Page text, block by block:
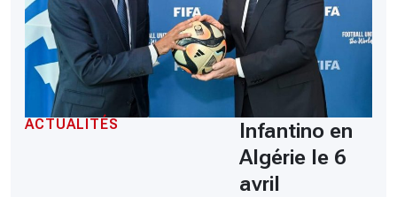
ACTUALITÉS
Infantino en
Algérie le 6
avril